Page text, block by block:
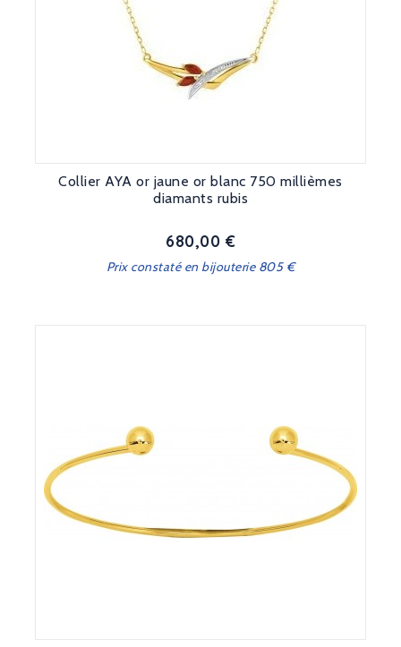
Collier AYA or jaune or blanc 750 millièmes
diamants rubis
Prix
680,00 €
Prix constaté en bijouterie 805 €